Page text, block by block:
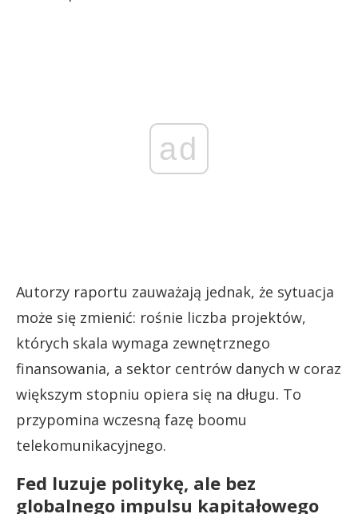
ad
Autorzy raportu zauważają jednak, że sytuacja
może się zmienić: rośnie liczba projektów,
których skala wymaga zewnętrznego
finansowania, a sektor centrów danych w coraz
większym stopniu opiera się na długu. To
przypomina wczesną fazę boomu
telekomunikacyjnego.
Fed luzuje politykę, ale bez
globalnego impulsu kapitałowego